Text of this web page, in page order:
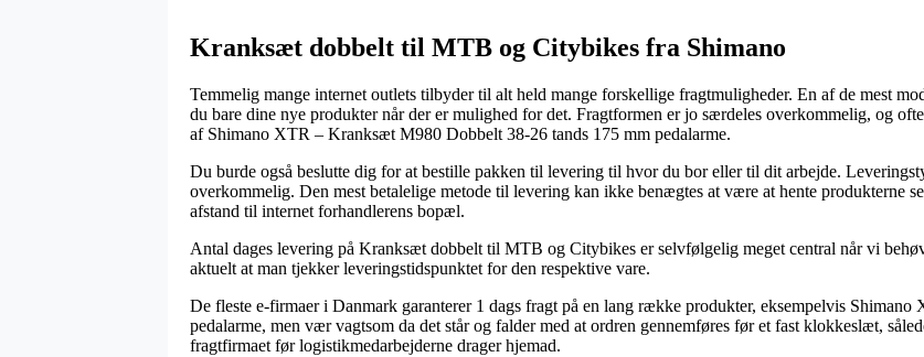
Kranksæt dobbelt til MTB og Citybikes fra Shimano
Temmelig mange internet outlets tilbyder til alt held mange forskellige fragtmuligheder. En af de mest
du bare dine nye produkter når der er mulighed for det. Fragtformen er jo særdeles overkommelig, og
af Shimano XTR – Kranksæt M980 Dobbelt 38-26 tands 175 mm pedalarme.
Du burde også beslutte dig for at bestille pakken til levering til hvor du bor eller til dit arbejde.
overkommelig. Den mest betalelige metode til levering kan ikke benægtes at være at hente produkterne
afstand til internet forhandlerens bopæl.
Antal dages levering på Kranksæt dobbelt til MTB og Citybikes er selvfølgelig meget central når vi
aktuelt at man tjekker leveringstidspunktet for den respektive vare.
De fleste e-firmaer i Danmark garanterer 1 dags fragt på en lang række produkter, eksempelvis
pedalarme, men vær vagtsom da det står og falder med at ordren gennemføres før et fast klokkeslæt,
fragtfirmaet før logistikmedarbejderne drager hjemad.